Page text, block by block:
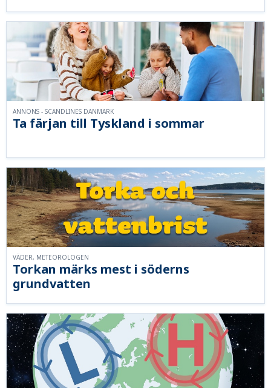
Ta färjan till Tyskland i sommar
ANNONS - SCANDLINES DANMARK
Torkan märks mest i söderns
grundvatten
VÄDER, METEOROLOGEN